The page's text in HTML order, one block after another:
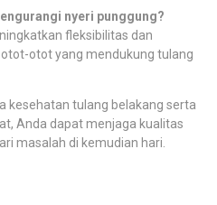
nyeri punggung?
fleksibilitas dan
otot yang mendukung tulang
kesehatan tulang belakang serta
Anda dapat menjaga kualitas
masalah di kemudian hari.